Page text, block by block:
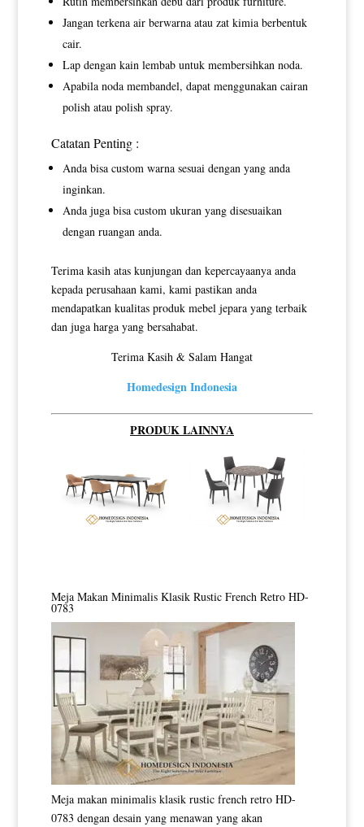
Jangan terkena air berwarna atau zat kimia berbentuk
cair.
Lap dengan kain lembab untuk membersihkan noda.
Apabila noda membandel, dapat menggunakan cairan
polish atau polish spray.
Catatan Penting :
Anda bisa custom warna sesuai dengan yang anda
inginkan.
Anda juga bisa custom ukuran yang disesuaikan
dengan ruangan anda.
Terima kasih atas kunjungan dan kepercayaanya anda
kepada perusahaan kami, kami pastikan anda
mendapatkan kualitas produk mebel jepara yang terbaik
dan juga harga yang bersahabat.
Terima Kasih & Salam Hangat
Homedesign Indonesia
PRODUK LAINNYA
Meja Makan Minimalis Klasik Rustic French Retro HD-
0783
Meja makan minimalis klasik rustic french retro HD-
0783 dengan desain yang menawan yang akan